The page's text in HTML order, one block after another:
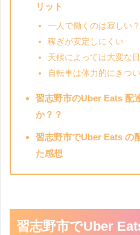
リット
一人で働くのは寂しい？
稼ぎが安定しにくい
天候によっては大変な
自転車は体力的にきつい
習志野市のUber Eats 配
か？？
習志野市でUber Eats の
た感想
習志野市でUber